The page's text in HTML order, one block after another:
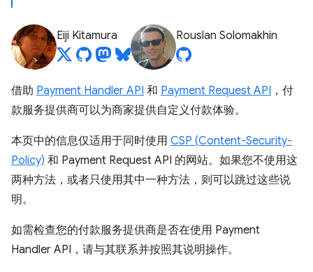
Eiji Kitamura Rouslan Solomakhin
借助 Payment Handler API 和 Payment Request API ，付
款服务提供商可以为商家提供自定义付款体验。
本页中的信息仅适用于同时使用 CSP (Content-Security-
Policy) 和 Payment Request API 的网站。如果您不使用这
两种方法，或者只使用其中一种方法，则可以跳过这些说
明。
如需检查您的付款服务提供商是否在使用 Payment
Handler API，请与其联系并按照其说明操作。